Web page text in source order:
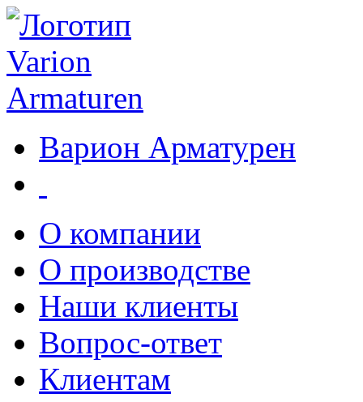
Варион Арматурен
О компании
О производстве
Наши клиенты
Вопрос-ответ
Клиентам